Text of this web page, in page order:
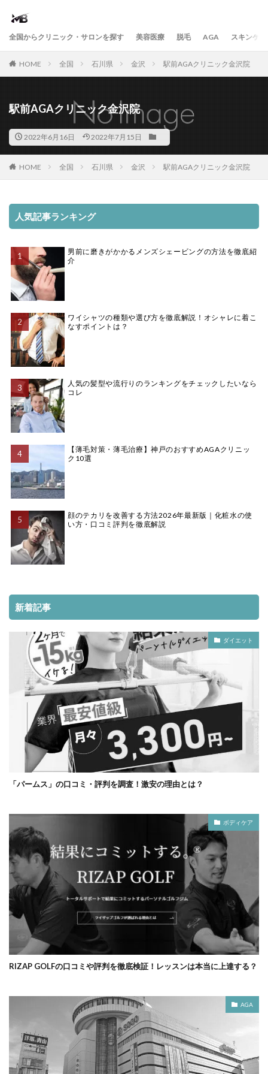
全国からクリニック・サロンを探す 美容医療 脱毛 AGA スキンケア
HOME 全国 石川県 金沢 駅前AGAクリニック金沢院
駅前AGAクリニック金沢院
2022年6月16日 2022年7月15日
HOME 全国 石川県 金沢 駅前AGAクリニック金沢院
人気記事ランキング
男前に磨きがかかるメンズシェービングの方法を徹底紹
介
ワイシャツの種類や選び方を徹底解説！オシャレに着こ
なすポイントは？
人気の髪型や流行りのランキングをチェックしたいなら
コレ
【薄毛対策・薄毛治療】神戸のおすすめAGAクリニッ
ク10選
顔のテカリを改善する方法2026年最新版｜化粧水の使
い方・口コミ評判を徹底解説
新着記事
ダイエット
「パームス」の口コミ・評判を調査！激安の理由とは？
ボディケア
RIZAP GOLFの口コミや評判を徹底検証！レッスンは本当に上達する？
AGA